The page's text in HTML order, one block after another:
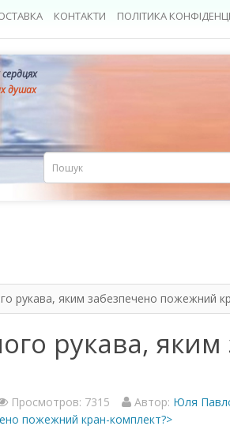
КОНТАКТИ ПОЛІТИКА
душах
рукава, яким забезпечено пожежний
рукава,
Просмотров: 7315 Автор: Юля